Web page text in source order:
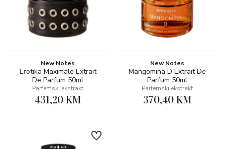
New Notes
Erotika Maximale Extrait
De Parfum 50ml
Parfemski ekstrakt
431,20 KM
New Notes
Mangomina D Extrait De
Parfum 50ml
Parfemski ekstrakt
370,40 KM